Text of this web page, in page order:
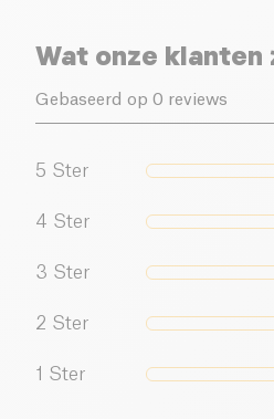
Wat onze klanten
Gebaseerd op 0 reviews
5 Ster
4 Ster
3 Ster
2 Ster
1 Ster